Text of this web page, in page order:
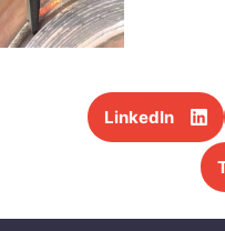
LinkedIn